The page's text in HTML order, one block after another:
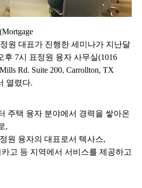
(Mortgage
원 대표가 진행한 세미나가 지난달
후 7시 표정원 융자 사무실(1016
Rd. Suite 200, Carrollton, TX
열렸다.
주택 융자 분야에서 경력을 쌓아온
,
원 융자의 대표로서 텍사스,
고 등 지역에서 서비스를 제공하고